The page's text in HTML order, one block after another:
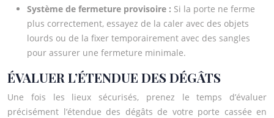
Système de fermeture provisoire : Si la porte ne ferme
plus correctement, essayez de la caler avec des objets
lourds ou de la fixer temporairement avec des sangles
pour assurer une fermeture minimale.
ÉVALUER L’ÉTENDUE DES DÉGÂTS
Une fois les lieux sécurisés, prenez le temps d’évaluer
précisément l’étendue des dégâts de votre porte cassée en